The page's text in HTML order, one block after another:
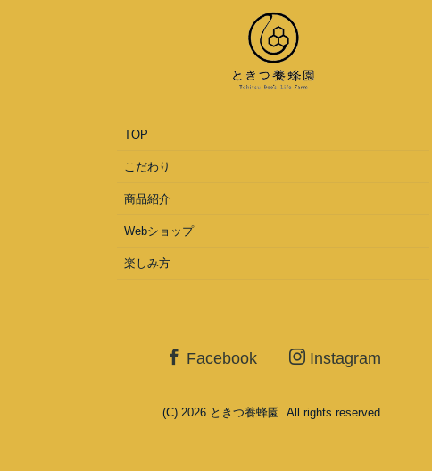
TOP
こだわり
商品紹介
Webショップ
楽しみ方
Facebook Instagram
(C) 2026 ときつ養蜂園 . All rights reserved.